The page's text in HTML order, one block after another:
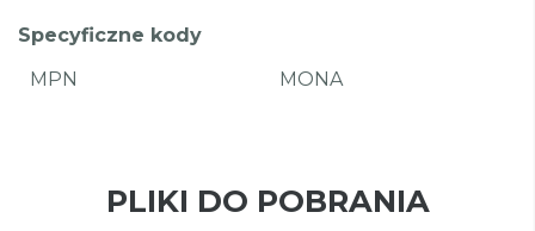
Specyficzne kody
MPN
MONA
PLIKI DO POBRANIA